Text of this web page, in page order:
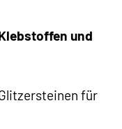
und
für